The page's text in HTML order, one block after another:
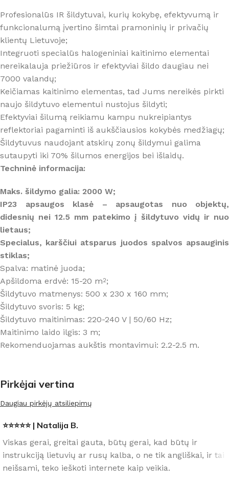
Profesionalūs IR šildytuvai, kurių kokybę, efektyvumą ir
funkcionalumą įvertino šimtai pramoninių ir privačių
klientų Lietuvoje;
Integruoti specialūs halogeniniai kaitinimo elementai
nereikalauja priežiūros ir efektyviai šildo daugiau nei
7000 valandų;
Keičiamas kaitinimo elementas, tad Jums nereikės pirkti
naujo šildytuvo elementui nustojus šildyti;
Efektyviai šilumą reikiamu kampu nukreipiantys
reflektoriai pagaminti iš aukščiausios kokybės medžiagų;
Šildytuvus naudojant atskirų zonų šildymui galima
sutaupyti iki 70% šilumos energijos bei išlaidų.
Techninė informacija:
Maks. šildymo galia: 2000 W;
IP23 apsaugos klasė – apsaugotas nuo objektų,
didesnių nei 12.5 mm patekimo į šildytuvo vidų ir nuo
lietaus;
Specialus, karščiui atsparus juodos spalvos apsauginis
stiklas;
Spalva: matinė juoda;
Apšildoma erdvė: 15-20 m2;
Šildytuvo matmenys: 500 x 230 x 160 mm;
Šildytuvo svoris: 5 kg;
Šildytuvo maitinimas: 220-240 V | 50/60 Hz;
Maitinimo laido ilgis: 3 m;
Rekomenduojamas aukštis montavimui: 2.2-2.5 m.
Pirkėjai vertina
Daugiau pirkėjų atsiliepimų
⭐⭐⭐⭐⭐ | Natalija B.
Viskas gerai, greitai gauta, būtų gerai, kad būtų ir
instrukciją lietuvių ar rusų kalba, o ne tik angliškai, ir tai
neišsami, teko ieškoti internete kaip veikia.